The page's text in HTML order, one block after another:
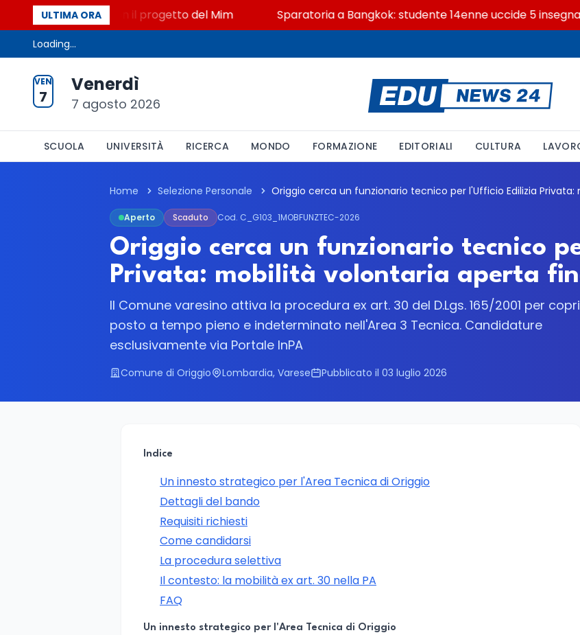
ULTIMA ORA
STEM a Lerici con il progetto del Mim Sparatoria a Bangkok: studente 14enne uccide 5 insegnanti
Loading...
VEN
7
Venerdì
7 agosto 2026
SCUOLA UNIVERSITÀ RICERCA MONDO FORMAZIONE EDITORIALI CULTURA
Home Selezione Personale
Aperto Scaduto Cod. C_G103_1MOBFUNZTEC-2026
Origgio cerca un funzionario tecnico
Privata: mobilità volontaria aperta
Il Comune varesino attiva la procedura ex art. 30 del D.Lgs. 165/2001 per
posto a tempo pieno e indeterminato nell'Area 3 Tecnica. Candidature
esclusivamente via Portale InPA
Comune di Origgio Lombardia, Varese Pubblicato il 03 luglio 2026
Indice
Un innesto strategico per l'Area Tecnica di Origgio
Dettagli del bando
Requisiti richiesti
Come candidarsi
La procedura selettiva
Il contesto: la mobilità ex art. 30 nella PA
FAQ
Un innesto strategico per l'Area Tecnica di Origgio